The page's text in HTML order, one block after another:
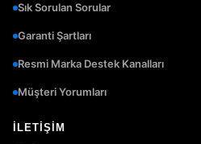
Sık Sorulan Sorular
Garanti Şartları
Resmi Marka Destek Kanalları
Müşteri Yorumları
İLETIŞIM